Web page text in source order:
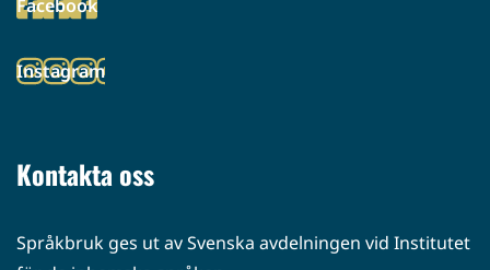
palveluun)
Facebook
(siirryt
palveluun)
Instagram
(siirryt
Kontakta oss
Språkbruk ges ut av Svenska avdelningen vid Institutet